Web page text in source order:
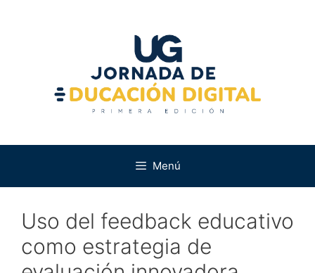
Menú
Uso del feedback educativo
como estrategia de